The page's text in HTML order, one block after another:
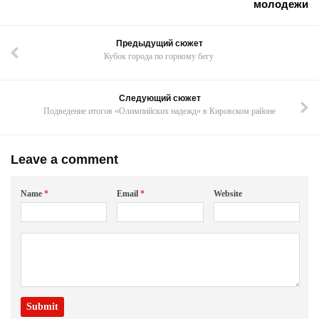
молодежи
Предыдущий сюжет
Кубок города по горному бегу
Следующий сюжет
Подведение итогов «Олимпийских надежд» в Кировском районе
Leave a comment
Name * Email* Website